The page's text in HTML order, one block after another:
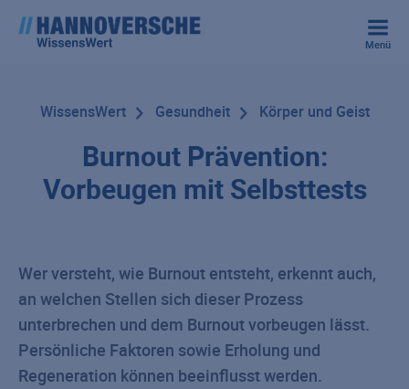
Menü
WissensWert Gesundheit Körper und Geist
Burnout Prävention:
Vorbeugen mit Selbsttests
Wer versteht, wie Burnout entsteht, erkennt auch,
an welchen Stellen sich dieser Prozess
unterbrechen und dem Burnout vorbeugen lässt.
Persönliche Faktoren sowie Erholung und
Regeneration können beeinflusst werden.